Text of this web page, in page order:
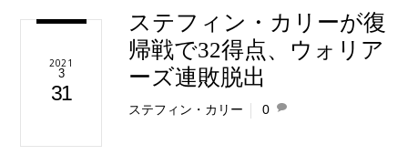
2021
3
31
ステフィン・カリーが復
帰戦で32得点、ウォリア
ーズ連敗脱出
ステフィン・カリー 0